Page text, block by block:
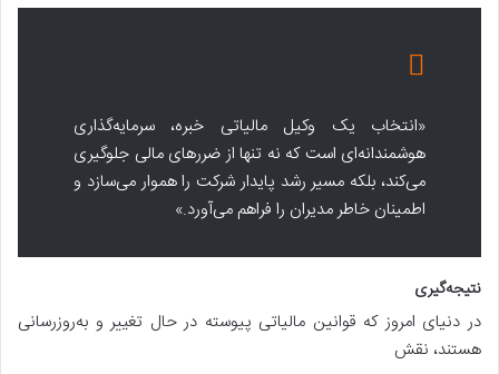
«انتخاب یک وکیل مالیاتی خبره، سرمایه‌گذاری
هوشمندانه‌ای است که نه تنها از ضررهای مالی جلوگیری
می‌کند، بلکه مسیر رشد پایدار شرکت را هموار می‌سازد و
اطمینان خاطر مدیران را فراهم می‌آورد.»
نتیجه‌گیری
در دنیای امروز که قوانین مالیاتی پیوسته در حال تغییر و به‌روزرسانی
هستند، نقش